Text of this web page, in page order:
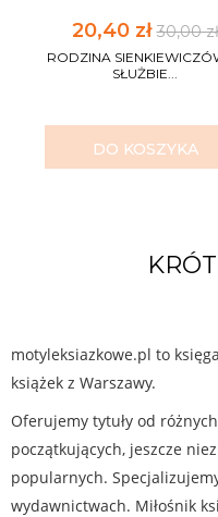
20,40 zł30,00 zł
RODZINA
SŁUŻBIE...
DO KOSZYKA
motyleksiazkowe.pl to
książek z Warszawy.
Oferujemy tytuły od
początkujących, jeszcze
popularnych.
wydawnictwach. Miłośnik